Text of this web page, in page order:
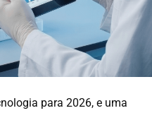
para 2026, e uma